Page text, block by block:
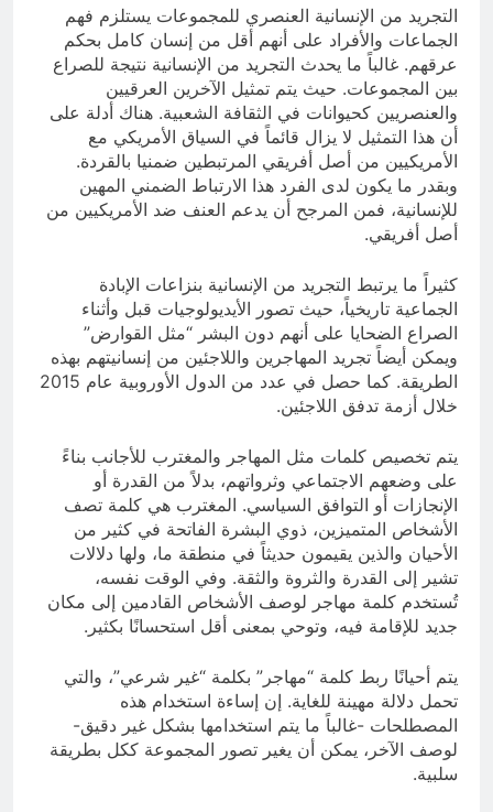
التجريد من الإنسانية العنصري للمجموعات يستلزم فهم
الجماعات والأفراد على أنهم أقل من إنسان كامل بحكم
عرقهم. غالباً ما يحدث التجريد من الإنسانية نتيجة للصراع
بين المجموعات. حيث يتم تمثيل الآخرين العرقيين
والعنصريين كحيوانات في الثقافة الشعبية. هناك أدلة على
أن هذا التمثيل لا يزال قائماً في السياق الأمريكي مع
الأمريكيين من أصل أفريقي المرتبطين ضمنيا بالقردة.
وبقدر ما يكون لدى الفرد هذا الارتباط الضمني المهين
للإنسانية، فمن المرجح أن يدعم العنف ضد الأمريكيين من
أصل أفريقي.
كثيراً ما يرتبط التجريد من الإنسانية بنزاعات الإبادة
الجماعية تاريخياً، حيث تصور الأيديولوجيات قبل وأثناء
الصراع الضحايا على أنهم دون البشر “مثل القوارض”
ويمكن أيضاً تجريد المهاجرين واللاجئين من إنسانيتهم بهذه
الطريقة. كما حصل في عدد من الدول الأوروبية عام 2015
خلال أزمة تدفق اللاجئين.
يتم تخصيص كلمات مثل المهاجر والمغترب للأجانب بناءً
على وضعهم الاجتماعي وثرواتهم، بدلاً من القدرة أو
الإنجازات أو التوافق السياسي. المغترب هي كلمة تصف
الأشخاص المتميزين، ذوي البشرة الفاتحة في كثير من
الأحيان والذين يقيمون حديثاً في منطقة ما، ولها دلالات
تشير إلى القدرة والثروة والثقة. وفي الوقت نفسه،
تُستخدم كلمة مهاجر لوصف الأشخاص القادمين إلى مكان
جديد للإقامة فيه، وتوحي بمعنى أقل استحسانًا بكثير.
يتم أحيانًا ربط كلمة “مهاجر” بكلمة “غير شرعي”، والتي
تحمل دلالة مهينة للغاية. إن إساءة استخدام هذه
المصطلحات -غالباً ما يتم استخدامها بشكل غير دقيق-
لوصف الآخر، يمكن أن يغير تصور المجموعة ككل بطريقة
سلبية.